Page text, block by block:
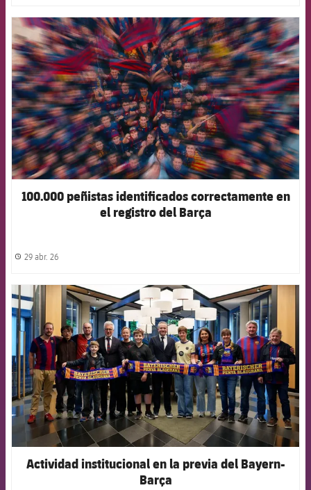
FCB Barcelona badge
100.000 peñistas identificados correctamente en
el registro del Barça
label.share.clock
29 abr. 26
FCB Barcelona badge
Actividad institucional en la previa del Bayern-
Barça